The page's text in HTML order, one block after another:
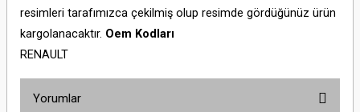
resimleri tarafımızca çekilmiş olup resimde gördüğünüz ürün
kargolanacaktır. Oem Kodları
RENAULT
Yorumlar